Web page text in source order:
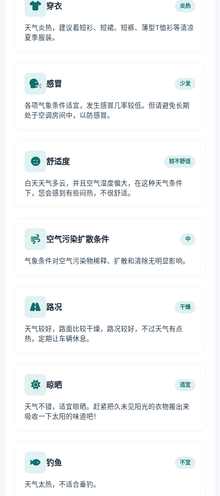
穿衣 炎热
天气炎热，建议着短衫、短裙、短裤、薄型T恤衫等清凉
夏季服装。
感冒 少发
各项气象条件适宜，发生感冒几率较低。但请避免长期
处于空调房间中，以防感冒。
舒适度 较不舒适
白天天气多云，并且空气湿度偏大，在这种天气条件
下，您会感到有些闷热，不很舒适。
空气污染扩散条件 中
气象条件对空气污染物稀释、扩散和清除无明显影响。
路况 干燥
天气较好，路面比较干燥，路况较好，不过天气有点
热，定期让车辆休息。
晾晒 适宜
天气不错，适宜晾晒。赶紧把久未见阳光的衣物搬出来
吸收一下太阳的味道吧！
钓鱼 不宜
天气太热，不适合垂钓。